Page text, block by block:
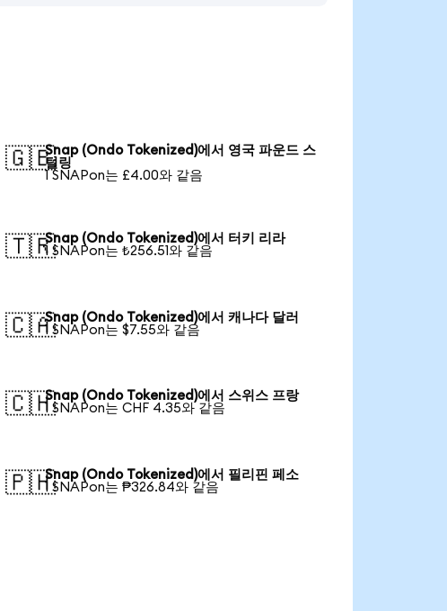
🇬🇧Snap (Ondo Tokenized)에서 영국 파운드 스
털링
1 SNAPon는 £4.00와 같음
🇹🇷Snap (Ondo Tokenized)에서 터키 리라
1 SNAPon는 ₺256.51와 같음
🇨🇦Snap (Ondo Tokenized)에서 캐나다 달러
1 SNAPon는 $7.55와 같음
🇨🇭Snap (Ondo Tokenized)에서 스위스 프랑
1 SNAPon는 CHF 4.35와 같음
🇵🇭Snap (Ondo Tokenized)에서 필리핀 페소
1 SNAPon는 ₱326.84와 같음